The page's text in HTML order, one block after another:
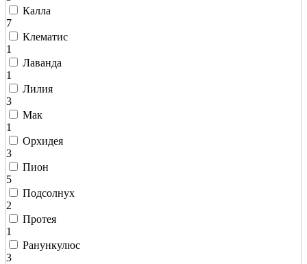
Калла
7
Клематис
1
Лаванда
1
Лилия
3
Мак
1
Орхидея
3
Пион
5
Подсолнух
2
Протея
1
Ранункулюс
3